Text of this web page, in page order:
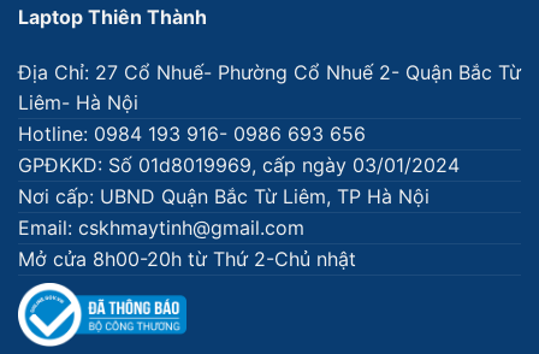
Laptop Thiên Thành
Địa Chỉ: 27 Cổ Nhuế- Phường Cổ Nhuế 2- Quận Bắc Từ
Liêm- Hà Nội
Hotline: 0984 193 916- 0986 693 656
GPĐKKD: Số 01d8019969, cấp ngày 03/01/2024
Nơi cấp: UBND Quận Bắc Từ Liêm, TP Hà Nội
Email: cskhmaytinh@gmail.com
Mở cửa 8h00-20h từ Thứ 2-Chủ nhật